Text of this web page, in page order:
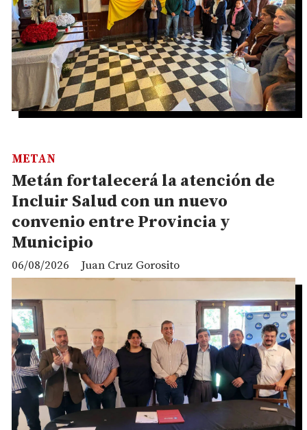
Metán fortalecerá la atención de
Incluir Salud con un nuevo
convenio entre Provincia y
Municipio
Juan Cruz Gorosito
METAN
06/08/2026